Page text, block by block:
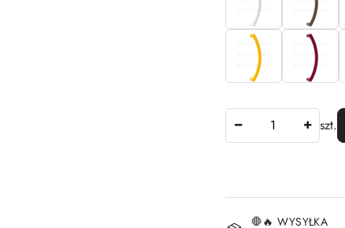
szt.
Dostępność
🛑🔥 WYSYŁKA